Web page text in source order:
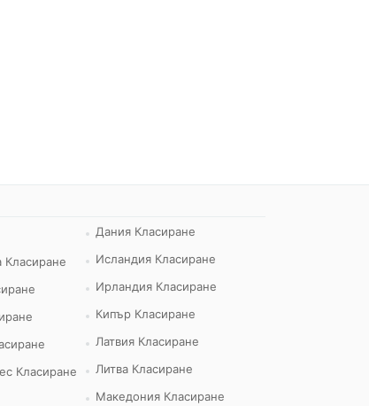
Класиране
Класиране
Дания Класиране
Исландия Класиране
Ирландия Класиране
Кипър Класиране
Латвия Класиране
Литва Класиране
Македония Класиране